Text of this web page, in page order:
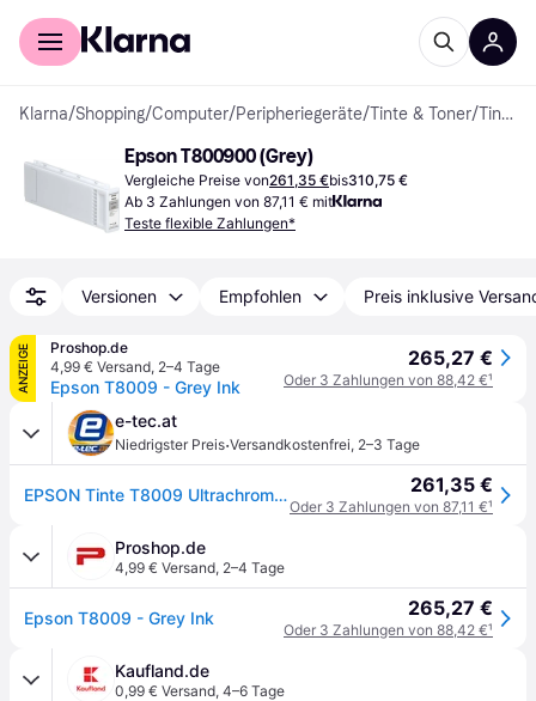
Für Shopper
Klarna/Shopping/Computer/Peripheriegeräte/Tinte & Toner/ Tintenpatronen
Epson T800900 (Grey)
Vergleiche Preise von261,35 €bis310,75 €
Ab 3 Zahlungen von 87,11 € mit
Teste flexible Zahlungen*
Versionen Empfohlen Preis inklusive
ANZEIGE
Proshop.de
4,99 € Versand, 2–4 Tage
Epson T8009 - Grey Ink
265,27 €
Oder 3 Zahlungen von 88,42 €¹
e-tec.at
Niedrigster Preis·Versandkostenfrei, 2–3 Tage
EPSON Tinte T8009 Ultrachrome Pro grau (C13T800900) SC-P10000/20000 261,35 €
Oder 3 Zahlungen von 87,11 €¹
Proshop.de
4,99 € Versand, 2–4 Tage
Epson T8009 - Grey Ink 265,27 €
Oder 3 Zahlungen von 88,42 €¹
Kaufland.de
0,99 € Versand, 4–6 Tage